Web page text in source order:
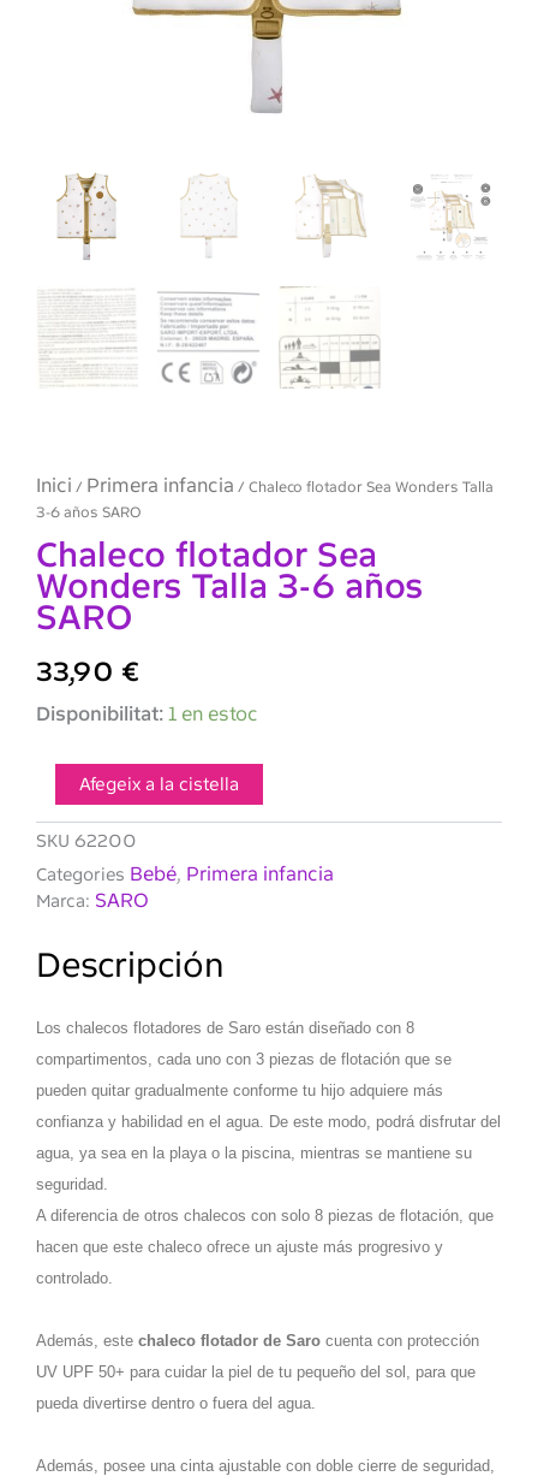
Inici / Primera infancia / Chaleco flotador Sea Wonders Talla
3-6 años SARO
Chaleco flotador Sea
Wonders Talla 3-6 años
SARO
33,90 €
Disponibilitat: 1 en estoc
quantitat
flotador
Sea
Wonders
Talla
3-
6
SARO
Afegeix a la cistella
SKU 62200
Categories Bebé, Primera infancia
Marca: SARO
Descripción
Los chalecos flotadores de Saro están diseñado con 8
compartimentos, cada uno con 3 piezas de flotación que se
pueden quitar gradualmente conforme tu hijo adquiere más
confianza y habilidad en el agua. De este modo, podrá disfrutar del
agua, ya sea en la playa o la piscina, mientras se mantiene su
seguridad.
A diferencia de otros chalecos con solo 8 piezas de flotación, que
hacen que este chaleco ofrece un ajuste más progresivo y
controlado.
Además, este chaleco flotador de Saro cuenta con protección
UV UPF 50+ para cuidar la piel de tu pequeño del sol, para que
pueda divertirse dentro o fuera del agua.
Además, posee una cinta ajustable con doble cierre de seguridad,